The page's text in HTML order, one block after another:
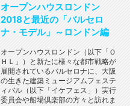
オープンハウスロンドン
2018と最近の「バルセロ
ナ・モデル」～ロンドン編
オープンハウスロンドン（以下「Ｏ
ＨＬ」）と新たに様々な都市戦略が
展開されているバルセロナに、大阪
の生きた建築ミュージアムフェステ
ィバル（以下「イケフェス」）実行
委員会や船場倶楽部の方々と訪れま